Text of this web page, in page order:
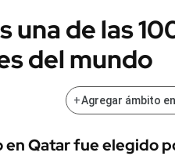
Sustentabilidad
Seguros
POLÍTICA
una de las
del mundo
+Agregar ámbito en
en Qatar fue elegido